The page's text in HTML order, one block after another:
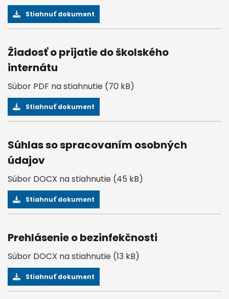
Stiahnuť dokument
Žiadosť o prijatie do školského
internátu
Súbor PDF na stiahnutie (70 kB)
Stiahnuť dokument
Súhlas so spracovaním osobných
údajov
Súbor DOCX na stiahnutie (45 kB)
Stiahnuť dokument
Prehlásenie o bezinfekčnosti
Súbor DOCX na stiahnutie (13 kB)
Stiahnuť dokument